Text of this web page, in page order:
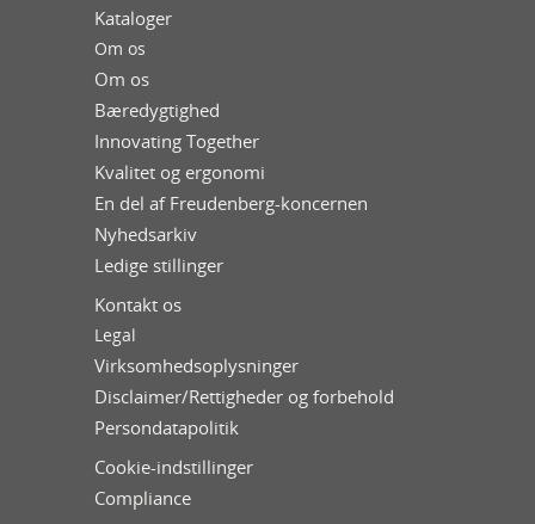
Kataloger
Om os
Om os
Bæredygtighed
Innovating Together
Kvalitet og ergonomi
En del af Freudenberg-koncernen
Nyhedsarkiv
Ledige stillinger
Kontakt os
Legal
Virksomhedsoplysninger
Disclaimer/Rettigheder og forbehold
Persondatapolitik
Cookie-indstillinger
Compliance